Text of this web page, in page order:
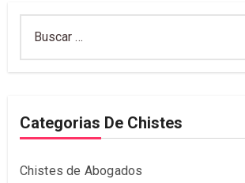
Categorias De Chistes
Chistes de Abogados